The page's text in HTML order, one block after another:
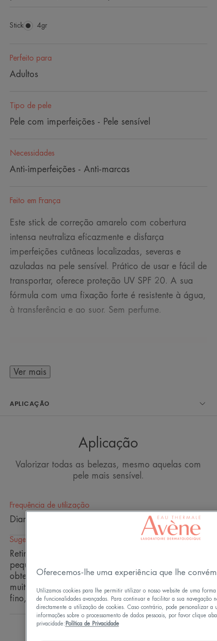
Stick Stick
4gr
Perfeito para
Adultos
Tipo de pele
Pele com imperfeições - Pele sensível
Necessidades
Anti-imperfeições - Anti-marcas
Feito em França
Este stick de correção amarelo com cobertura
intensa neutraliza eficazmente e disfarça
imperfeições cutâneas localizadas, severas e
azuladas na pele sensível. Prático de usar e fácil de
transportar, oferece proteção UV SPF 20. A sua
fórmula com uma fixação forte é resistente à água,
à transferência e ao suor. Sem perfume.
neutralizar as manchas azuladas,
nódoas negras, veias varicosas...
de forma discreta.
Vantagem
Fixação forte e elevada tolerância, resistente à
água, à transferência e ao suor.
• DISFARÇA imperfeições cutâneas localizadas e
azuladas, graças a uma alta concentração de
pigmentos corretores.
Ver mais
APLICAÇÃO
Aplicação
Valorizar todas as belezas, mesmo aquelas com
pele mais sensível.
Frequência de utilização
Diariamente
Sugestões de utilização
Retire para a ponta do dedo. Aplique com
pequenos toques na imperfeição castanha até
obter uma tonalidade bege clara. Em imperfeições
muito localizadas, retire e espalhe com um pincel
fino, depois fixe batendo com a ponta do dedo.
Oferecemos-lhe uma experiência que lhe
Utilizamos cookies para lhe permitir utilizar o nosso website de uma
de funcionalidades avançadas. Para continuar e facilitar a sua navegação
directamente a utilização de cookies. Caso contrário, pode personalizar a
informações sobre o processamento de dados pessoais, por favor clique
privacidade: Política de Privacidade